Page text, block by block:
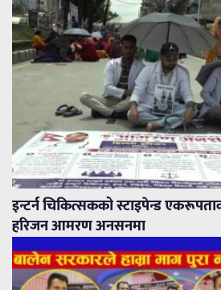
इन्टर्न चिकित्सकको स्टाइपेन्ड
हरिजन आमरण अनसनमा